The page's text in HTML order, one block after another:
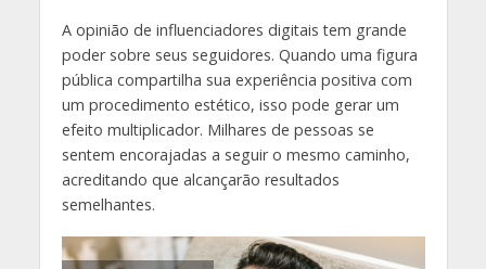
A opinião de influenciadores digitais tem grande
poder sobre seus seguidores. Quando uma figura
pública compartilha sua experiência positiva com
um procedimento estético, isso pode gerar um
efeito multiplicador. Milhares de pessoas se
sentem encorajadas a seguir o mesmo caminho,
acreditando que alcançarão resultados
semelhantes.